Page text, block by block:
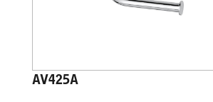
AV425A